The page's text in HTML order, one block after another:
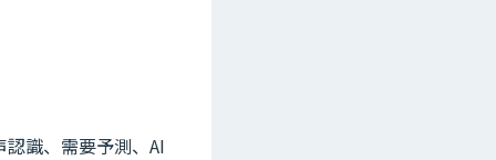
識、需要予測、AI